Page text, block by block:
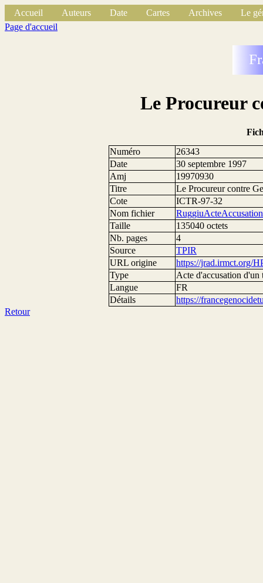
Accueil Auteurs Date Cartes Archives
Le
Page d'accueil
Le Procureur
Numéro
26343
Date
30 septembre 1997
Amj
19970930
Titre
Le Procureur contre
Cote
ICTR-97-32
Nom fichier
Taille
135040 octets
Nb. pages
4
Source
TPIR
URL origine
https://jrad.irmct.org/
Type
Acte d'accusation d'un
Langue
FR
Détails
https://
Retour